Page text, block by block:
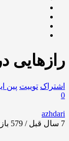
رازهایی
اشتراک توییت پین
0
azhdari
7 سال قبل / 579